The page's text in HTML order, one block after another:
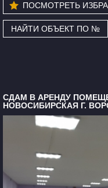
ПОСМОТРЕТЬ
НАЙТИ ОБЪЕКТ ПО №
СДАМ В АРЕНДУ
НОВОСИБИРСКАЯ Г.